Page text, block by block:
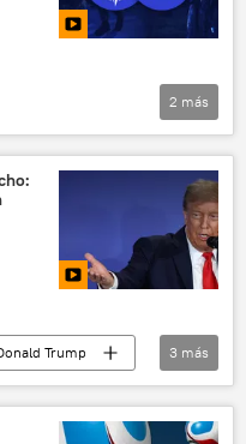
2 más
Trump
Irán
3 más